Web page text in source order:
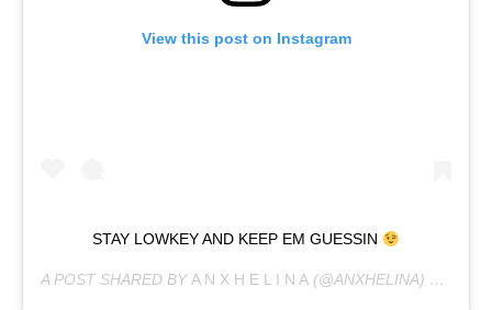
View this post on Instagram
STAY LOWKEY AND KEEP EM GUESSIN
A POST SHARED BYA N X H E L I N A (@ANXHELINA) ON